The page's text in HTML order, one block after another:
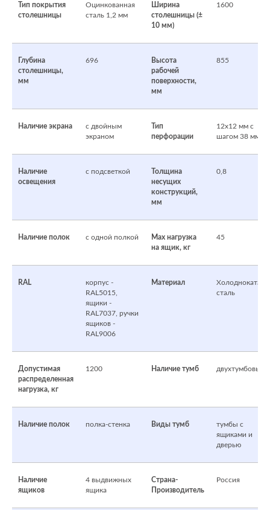
Тип покрытия
столешницы
Оцинкованная
сталь 1,2 мм
Ширина
столешницы (±
10 мм)
1600
Глубина
столешницы,
мм
696
Высота
рабочей
поверхности,
мм
855
Наличие экрана
с двойным
экраном
Тип
перфорации
12х12 мм с
шагом 38 мм
Наличие
освещения
c подсветкой
Толщина
несущих
конструкций,
мм
0,8
Наличие полок с одной полкой
Max нагрузка
на ящик, кг
45
RAL
корпус -
RAL5015,
ящики -
RAL7037, ручки
ящиков -
RAL9006
Материал
сталь
Допустимая
распределенная
нагрузка, кг
1200 Наличие тумб двухтумбовый
Наличие полок полка-стенка Виды тумб
тумбы с
ящиками и
дверью
Наличие
ящиков
4 выдвижных
ящика
Страна-
Производитель
Россия